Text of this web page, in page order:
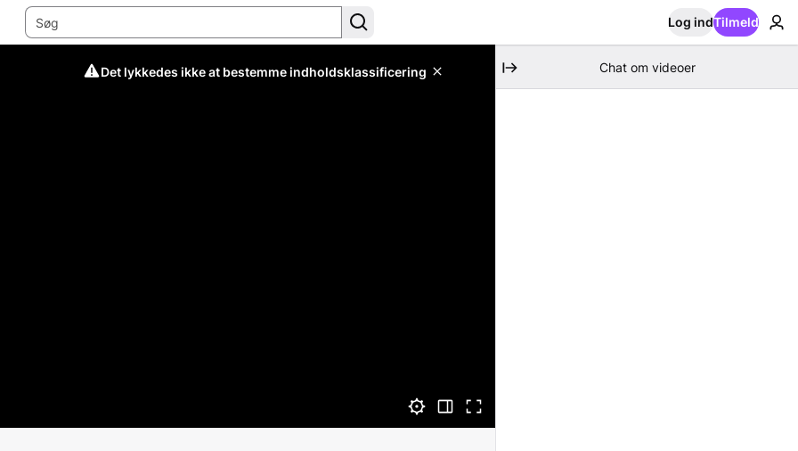
Log indTilmeld
Det lykkedes ikke at bestemme indholdsklassificering Chat om videoer